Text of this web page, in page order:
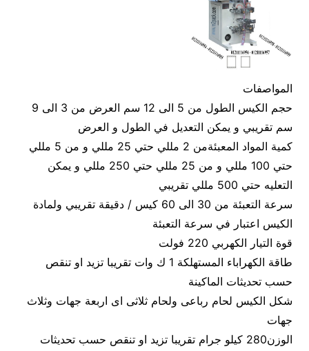
المواصفات
حجم الكيس الطول من 5 الى 12 سم العرض من 3 الى 9
سم تقريبي و يمكن التعديل في الطول و العرض
كمية المواد المعبئةمن 2 مللي حتي 25 مللي و من 5 مللي
حتي 100 مللي و من 25 مللي حتي 250 مللي و يمكن
التعليه حتي 500 مللي تقريبي
سرعة التعبئة من 30 الى 60 كيس / دقيقة تقريبي ولمادة
الكيس اعتبار في سرعة التعبئة
قوة التيار الكهربي 220 فولت
طاقة الكهراباء المستهلكة 1 ك وات تقريبا تزيد او تنقص
حسب تحديثات الماكينة
شكل الكيس لحام رباعى ولحام ثلاثى اى اربعة جهات وثلاث
جهات
الوزن280 كيلو جرام تقريبا تزيد او تنقص حسب تحديثات